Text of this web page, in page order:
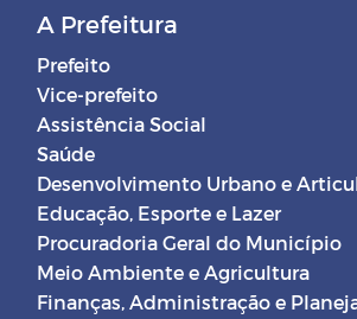
A Prefeitura
Prefeito
Vice-prefeito
Assistência Social
Saúde
Desenvolvimento Urbano e
Educação, Esporte e Lazer
Procuradoria Geral do Município
Meio Ambiente e Agricultura
Finanças, Administração e